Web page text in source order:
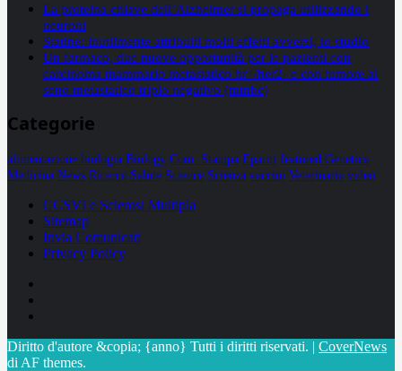
La proteina chiave dell’Alzheimer si propaga utilizzando i
neuroni
Statine: inutilmente attribuiti molti effetti avversi, lo studio
Un farmaco, due nuove opportunità per le pazienti con
carcinoma mammario metastatico hr+/her2- e con tumore al
seno metastatico triplo negativo (mtnbc)
Categorie
alimentazione biologia Biology Com. Stampa Epatiti featured Genetica
Medicina News Ricerca Salute Science Scienza vaccini Veterinaria video
CCSVI e Sclerosi Multipla
Sitemap
Invia Comunicati
Privacy Policy
Diritto d'autore &copia; {anno} Tutti i diritti riservati. | CoverNews
di AF themes.